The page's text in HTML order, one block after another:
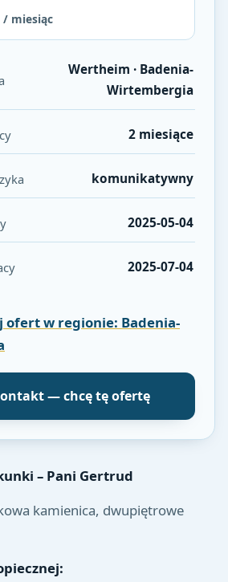
/ miesiąc
Wertheim · Badenia-
Wirtembergia
2 miesiące
komunikatywny
2025-05-04
2025-07-04
ofert w regionie: Badenia-
— chcę tę ofertę
– Pani Gertrud
kamienica, dwupiętrowe